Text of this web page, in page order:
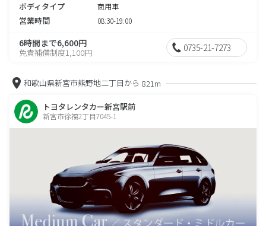
ボディタイプ 商用車
営業時間 08:30-19:00
6時間まで6,600円
免責補償制度1,100円 0735-21-7273
和歌山県新宮市熊野地二丁目から 821m
トヨタレンタカー新宮駅前
新宮市徐福2丁目7045-1